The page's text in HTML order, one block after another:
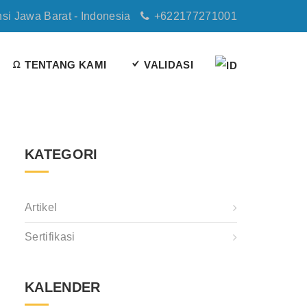
Jawa Barat - Indonesia +622177271001
TENTANG KAMI VALIDASI
KATEGORI
Artikel
Sertifikasi
KALENDER